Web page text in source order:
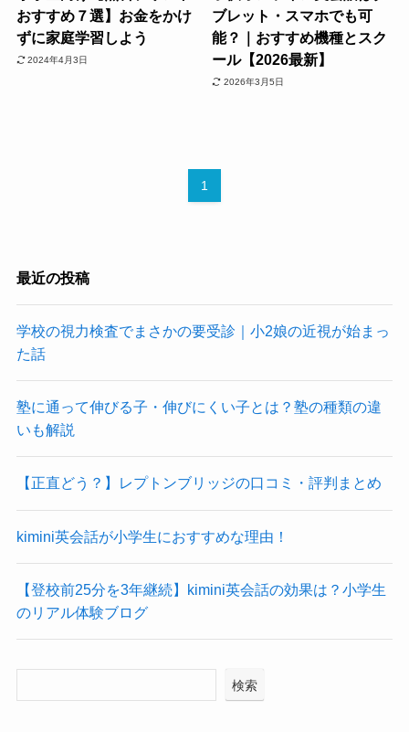
おすすめ７選】お金をかけ
ずに家庭学習しよう
2024年4月3日
ブレット・スマホでも可
能？｜おすすめ機種とスク
ール【2026最新】
2026年3月5日
1
最近の投稿
学校の視力検査でまさかの要受診｜小2娘の近視が始まっ
た話
塾に通って伸びる子・伸びにくい子とは？塾の種類の違
いも解説
【正直どう？】レプトンブリッジの口コミ・評判まとめ
kimini英会話が小学生におすすめな理由！
【登校前25分を3年継続】kimini英会話の効果は？小学生
のリアル体験ブログ
検索